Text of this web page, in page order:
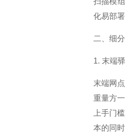
化易部
二、细
1. 末端
末端网
重量方
上手门
本的同